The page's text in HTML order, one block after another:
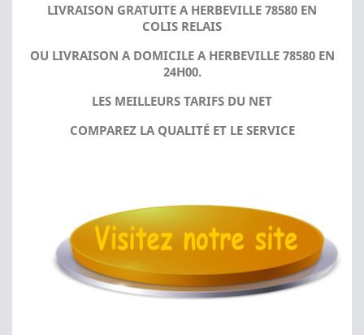
LIVRAISON GRATUITE A HERBEVILLE 78580 EN
COLIS RELAIS
OU LIVRAISON A DOMICILE A HERBEVILLE 78580 EN
24H00.
LES MEILLEURS TARIFS DU NET
COMPAREZ LA QUALITÉ ET LE SERVICE